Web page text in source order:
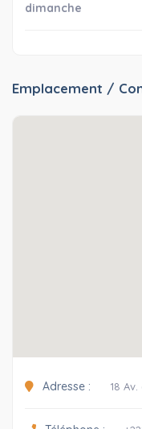
dimanche
Emplacement /
Adresse : 18